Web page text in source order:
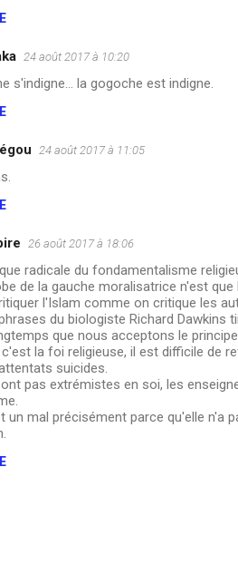
24 août 2017 à 10:20
s'indigne... la gogoche est indigne.
24 août 2017 à 11:05
26 août 2017 à 18:06
radicale du fondamentalisme
de la gauche moralisatrice n'est
l'Islam comme on critique les
du biologiste Richard Dawkins
que nous acceptons le
la foi religieuse, il est difficile de
suicides.
pas extrémistes en soi, les
un mal précisément parce qu'elle n'a